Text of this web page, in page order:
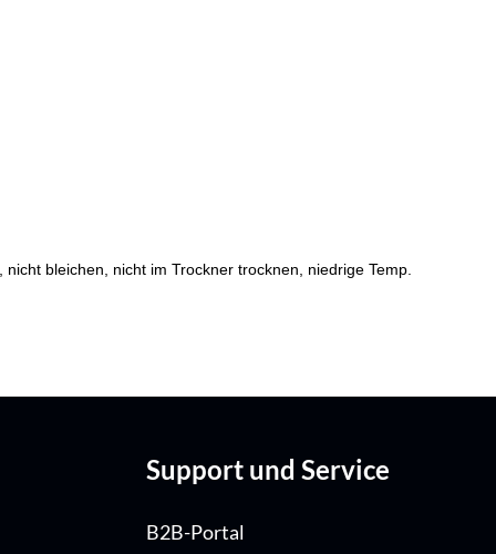
bleichen, nicht im Trockner trocknen, niedrige Temp.
Support und Service
B2B-Portal